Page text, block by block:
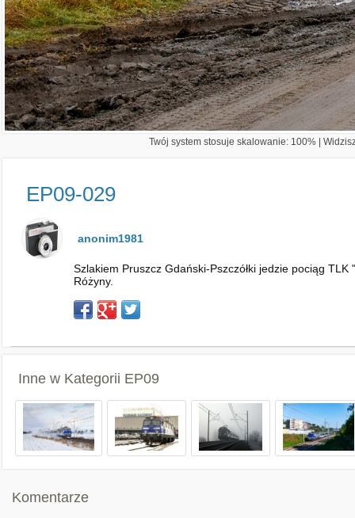
Twój system stosuje skalowanie: 100% |
EP09-029
anonim1981
Szlakiem Pruszcz Gdański-Pszczółki jedzie pociąg
Różyny.
Inne w Kategorii EP09
Komentarze